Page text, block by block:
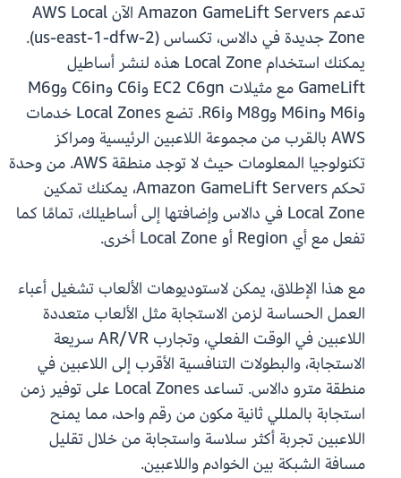
تدعم Amazon GameLift Servers الآن AWS Local
Zone جديدة في دالاس، تكساس (us-east-1-dfw-2).
يمكنك استخدام Local Zone هذه لنشر أساطيل
GameLift مع مثيلات EC2 C6gn وC6i وC6in وM6g
وM6i وM6in وM8g وR6i. تضع Local Zones خدمات
AWS بالقرب من مجموعة اللاعبين الرئيسية ومراكز
تكنولوجيا المعلومات حيث لا توجد منطقة AWS. من وحدة
تحكم Amazon GameLift Servers، يمكنك تمكين
Local Zone في دالاس وإضافتها إلى أساطيلك، تمامًا كما
تفعل مع أي Region أو Local Zone أخرى.
مع هذا الإطلاق، يمكن لاستوديوهات الألعاب تشغيل أعباء
العمل الحساسة لزمن الاستجابة مثل الألعاب متعددة
اللاعبين في الوقت الفعلي، وتجارب AR/VR سريعة
الاستجابة، والبطولات التنافسية الأقرب إلى اللاعبين في
منطقة مترو دالاس. تساعد Local Zones على توفير زمن
استجابة بالمللي ثانية مكون من رقم واحد، مما يمنح
اللاعبين تجربة أكثر سلاسة واستجابة من خلال تقليل
مسافة الشبكة بين الخوادم واللاعبين.